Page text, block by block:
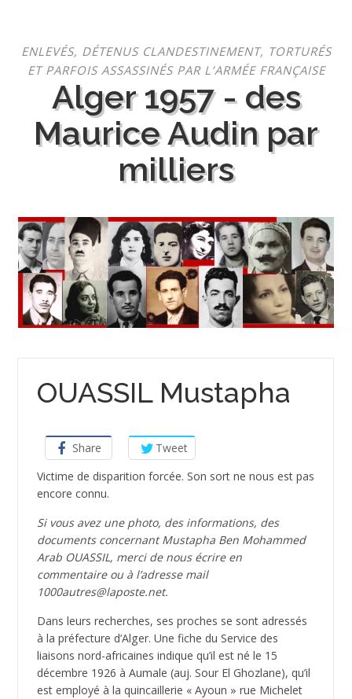
contenu
ENLEVÉS, DÉTENUS CLANDESTINEMENT, TORTURÉS
ET PARFOIS ASSASSINÉS PAR L’ARMÉE FRANÇAISE
Alger 1957 - des
Maurice Audin par
milliers
OUASSIL Mustapha
Share
Tweet
Victime de disparition forcée. Son sort ne nous est pas
encore connu.
Si vous avez une photo, des informations, des
documents concernant Mustapha Ben Mohammed
Arab OUASSIL, merci de nous écrire en
commentaire ou à l’adresse mail
1000autres@laposte.net.
Dans leurs recherches, ses proches se sont adressés
à la préfecture d’Alger. Une fiche du Service des
liaisons nord-africaines indique qu’il est né le 15
décembre 1926 à Aumale (auj. Sour El Ghozlane), qu’il
est employé à la quincaillerie « Ayoun » rue Michelet